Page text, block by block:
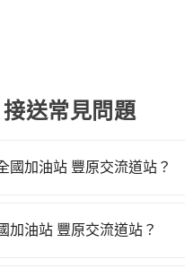
送常見問題
國加油站 豐原交流道站？
可搭乘。假設從新竹火
加油站 豐原交流道站？